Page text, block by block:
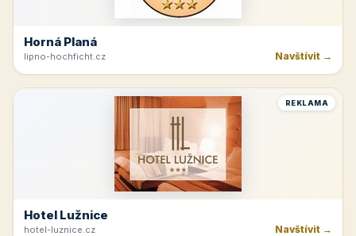
Horná Planá
lipno-hochficht.cz Navštívit →
REKLAMA
Hotel Lužnice
hotel-luznice.cz Navštívit →